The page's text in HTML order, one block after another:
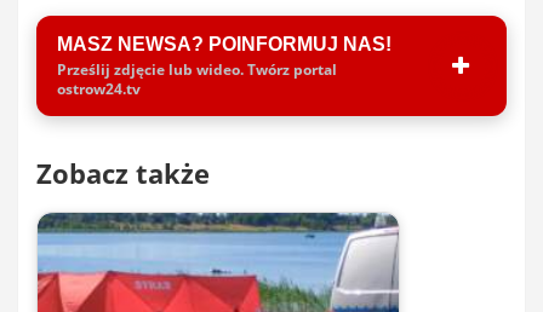
MASZ NEWSA? POINFORMUJ NAS!
Prześlij zdjęcie lub wideo. Twórz portal
ostrow24.tv
Zobacz także